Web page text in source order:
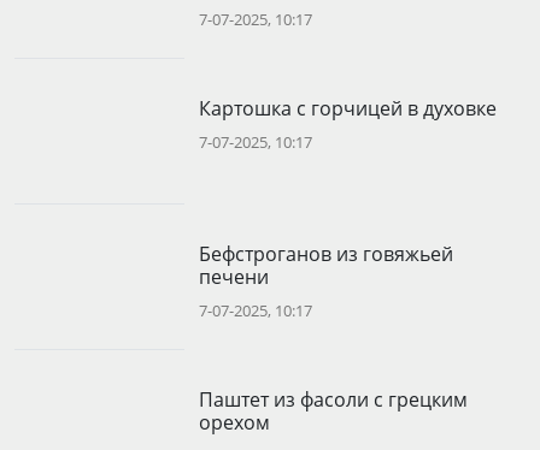
7-07-2025, 10:17
Картошка с горчицей в духовке
7-07-2025, 10:17
Бефстроганов из говяжьей
печени
7-07-2025, 10:17
Паштет из фасоли с грецким
орехом